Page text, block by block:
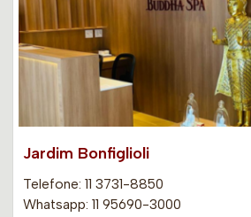
Jardim Bonfiglioli
Telefone: 11 3731-8850
Whatsapp: 11 95690-3000